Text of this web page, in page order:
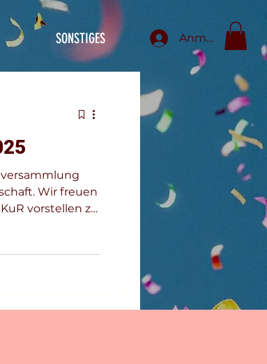
SONSTIGES Anmelden
Wir freuen
vorstellen zu
Vorsitzender)
(2.